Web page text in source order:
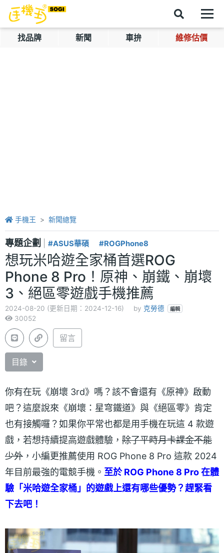
找品牌 新聞 車拚 維修估價
手機王 新聞總覽
專題企劃 #ASUS華碩 #ROGPhone8
想玩米哈遊全家桶首選ROG
Phone 8 Pro！原神、崩鐵、崩壞
3、絕區零遊戲手機推薦
2024-08-20 (更新日期：2024-12-16) by 克勞德 編輯
30052
留言
目錄
你有在玩《崩壞 3rd》嗎？該不會還有《原神》啟動
吧？這麼說來《崩壞：星穹鐵道》與《絕區零》肯定
也有接觸囉？如果你平常也都是用手機在玩這 4 款遊
戲，若想持續提高遊戲體驗， 除了平時月卡課金不能
少外 ，小編更推薦使用 ROG Phone 8 Pro 這款 2024
年目前最強的電競手機。 至於 ROG Phone 8 Pro 在體
驗「米哈遊全家桶」的遊戲上還有哪些優勢？趕緊看
下去吧！